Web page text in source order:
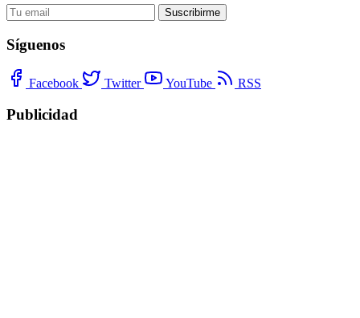
Suscribirme
Síguenos
Facebook Twitter YouTube RSS
Publicidad